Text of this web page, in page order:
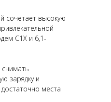
сочетает высокую
C1X и 6,1-
зарядку и
места